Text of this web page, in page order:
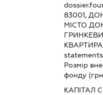
83001,
МІСТО
КВАРТИРА
Розмір
фонду
КАПІТАЛ